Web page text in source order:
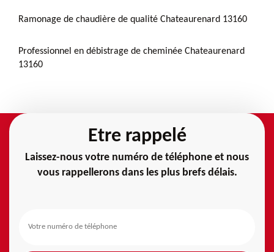
Ramonage de chaudière de qualité Chateaurenard 13160
Professionnel en débistrage de cheminée Chateaurenard
13160
Etre rappelé
Laissez-nous votre numéro de téléphone et nous
vous rappellerons dans les plus brefs délais.